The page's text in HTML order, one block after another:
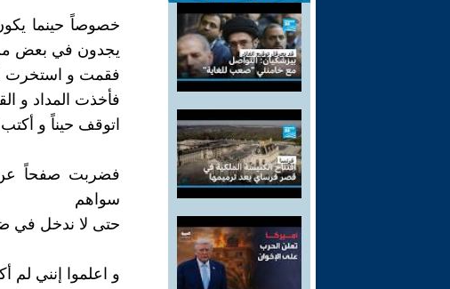
خصوصاً حينما
يجدون في بعض من
فقمت و استخرت
فأخذت المداد و
اتوقف حيناً و أكتب
فضربت صفحاً عن
سواهم
حتى لا ندخل في
و اعلموا إنني لم